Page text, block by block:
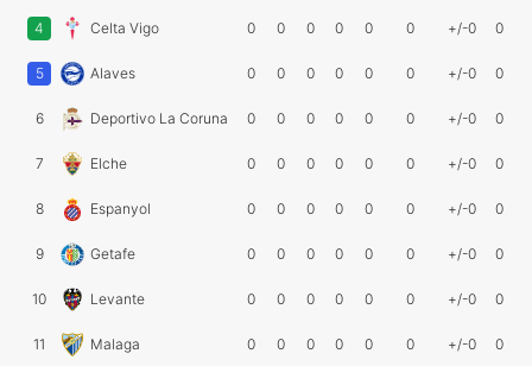
4 Celta Vigo 0 0 0 0 0 0 +/-0 0
5 Alaves 0 0 0 0 0 0 +/-0 0
6 Deportivo La Coruna 0 0 0 0 0 0 +/-0 0
7 Elche 0 0 0 0 0 0 +/-0 0
8 Espanyol 0 0 0 0 0 0 +/-0 0
9 Getafe 0 0 0 0 0 0 +/-0 0
10 Levante 0 0 0 0 0 0 +/-0 0
11 Malaga 0 0 0 0 0 0 +/-0 0